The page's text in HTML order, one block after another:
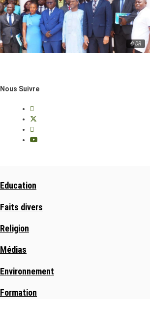
© DR
Nous Suivre
Education
Faits divers
Religion
Médias
Environnement
Formation